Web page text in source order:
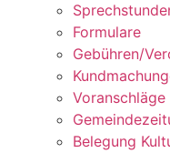
Formulare
Gebühren/
Belegung